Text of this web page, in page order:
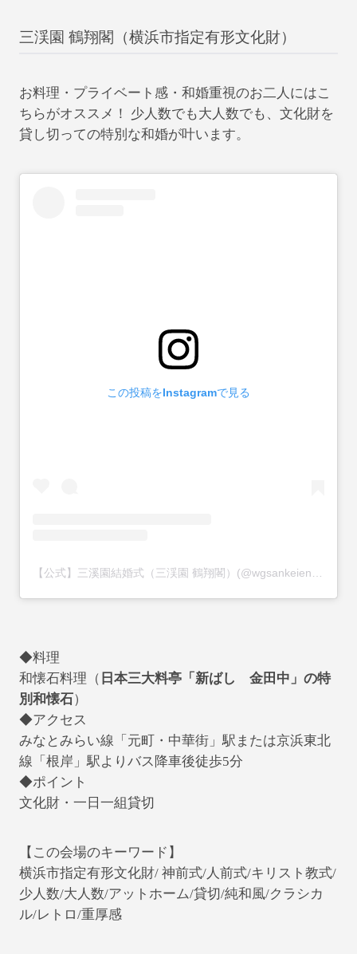
三渓園 鶴翔閣（横浜市指定有形文化財）
お料理・プライベート感・和婚重視のお二人にはこ
ちらがオススメ！ 少人数でも大人数でも、文化財を
貸し切っての特別な和婚が叶います。
この投稿をInstagramで見る
【公式】三溪園結婚式（三渓園 鶴翔閣）(@wgsankeien)がシェアした投稿
◆料理
和懐石料理（ 日本三大料亭「新ばし 金田中」の特
別和懐石）
◆アクセス
みなとみらい線「元町・中華街」駅または京浜東北
線「根岸」駅よりバス降車後徒歩5分
◆ポイント
文化財・一日一組貸切
【この会場のキーワード】
横浜市指定有形文化財/ 神前式/人前式/キリスト教式/
少人数/大人数/アットホーム/貸切/純和風/クラシカ
ル/レトロ/重厚感